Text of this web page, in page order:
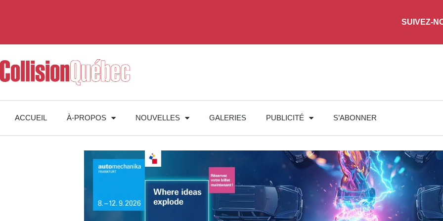
SUIVEZ-
ACCUEIL À-PROPOS NOUVELLES GALERIES PUBLICITÉ S’ABONNER